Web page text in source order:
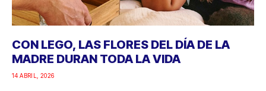
CON LEGO, LAS FLORES DEL DÍA DE LA
MADRE DURAN TODA LA VIDA
14 ABRIL, 2026